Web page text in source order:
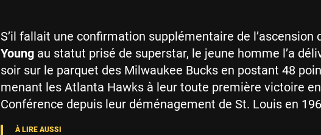
S’il fallait une confirmation supplémentaire de l’ascension
Young au statut prisé de superstar, le jeune homme l’a
soir sur le parquet des Milwaukee Bucks en postant 48
menant les Atlanta Hawks à leur toute première victoire
Conférence depuis leur déménagement de St. Louis en